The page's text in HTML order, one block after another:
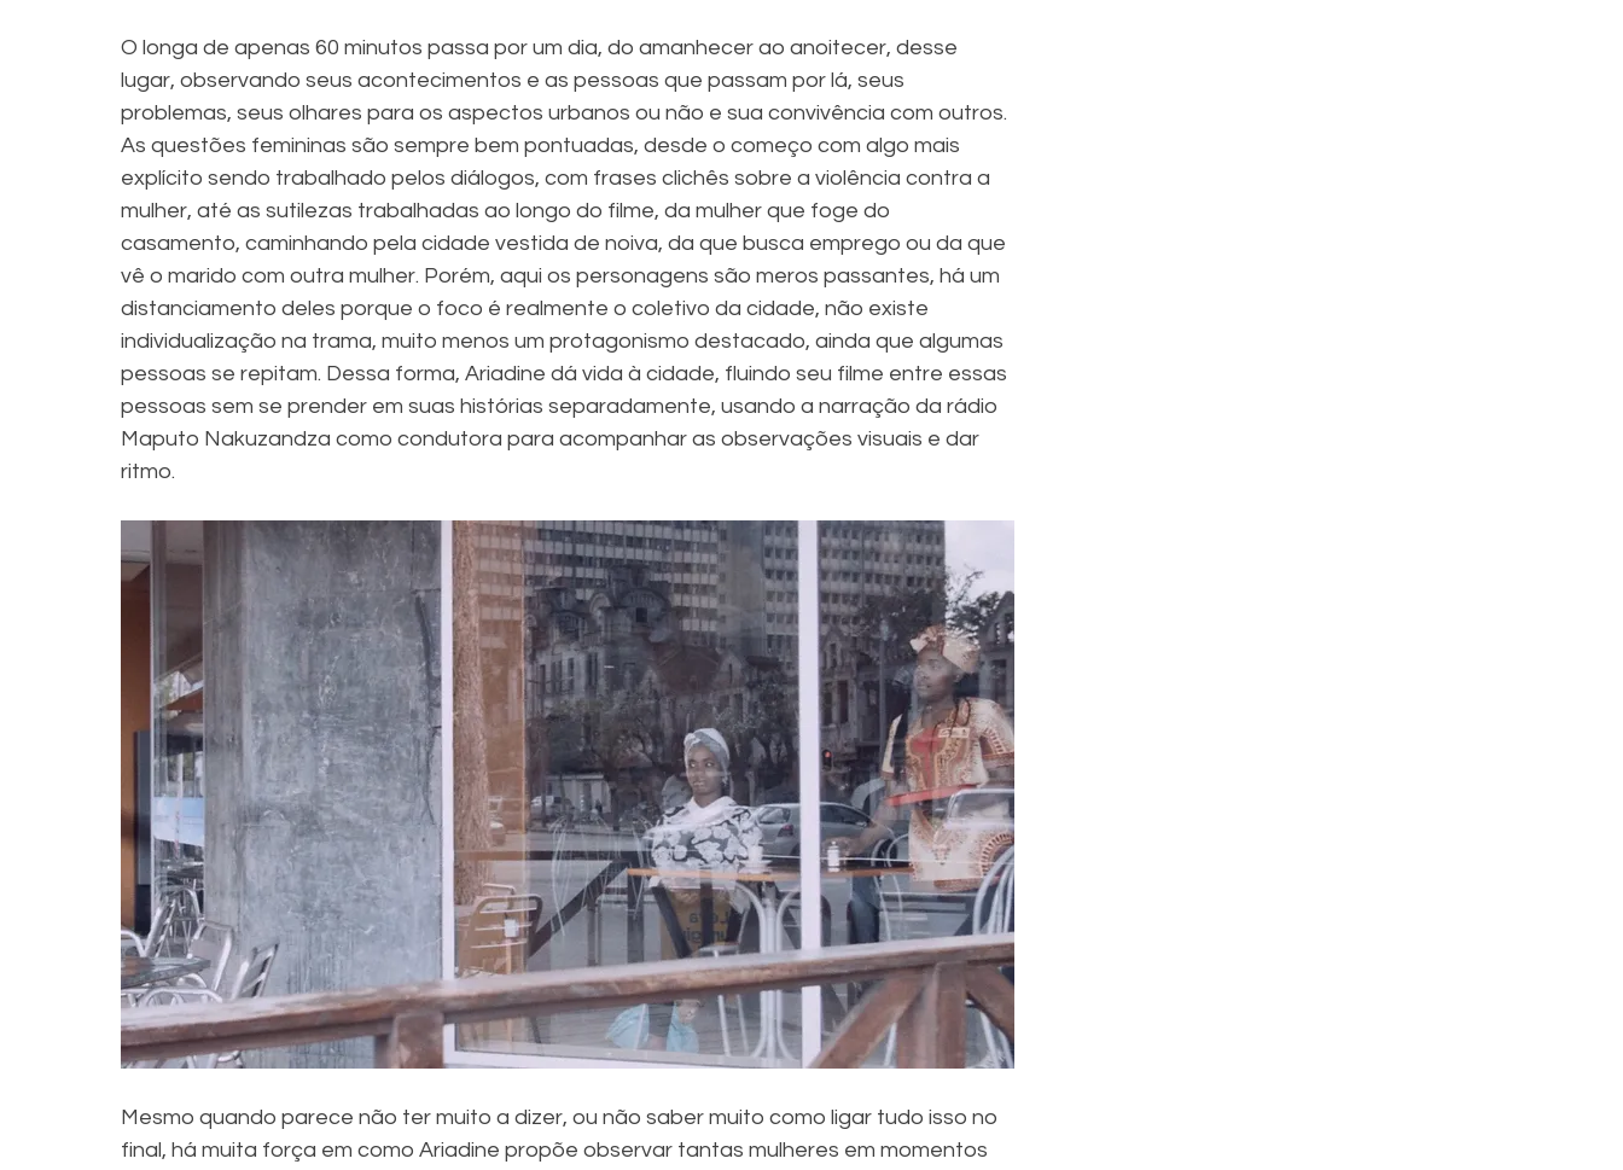
O longa de apenas 60 minutos passa por um dia, do amanhecer ao anoitecer, desse
lugar, observando seus acontecimentos e as pessoas que passam por lá, seus
problemas, seus olhares para os aspectos urbanos ou não e sua convivência com outros.
As questões femininas são sempre bem pontuadas, desde o começo com algo mais
explícito sendo trabalhado pelos diálogos, com frases clichês sobre a violência contra a
mulher, até as sutilezas trabalhadas ao longo do filme, da mulher que foge do
casamento, caminhando pela cidade vestida de noiva, da que busca emprego ou da que
vê o marido com outra mulher. Porém, aqui os personagens são meros passantes, há um
distanciamento deles porque o foco é realmente o coletivo da cidade, não existe
individualização na trama, muito menos um protagonismo destacado, ainda que algumas
pessoas se repitam. Dessa forma, Ariadine dá vida à cidade, fluindo seu filme entre essas
pessoas sem se prender em suas histórias separadamente, usando a narração da rádio
Maputo Nakuzandza como condutora para acompanhar as observações visuais e dar
ritmo.
Mesmo quando parece não ter muito a dizer, ou não saber muito como ligar tudo isso no
final, há muita força em como Ariadine propõe observar tantas mulheres em momentos